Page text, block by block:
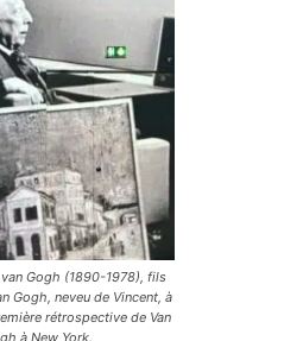
Gogh (1890-1978), fils
Gogh, neveu de Vincent, à
rétrospective de Van
à New York.